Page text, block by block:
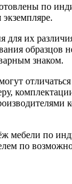
по
для их
образцов
знаком.
мебели по
по